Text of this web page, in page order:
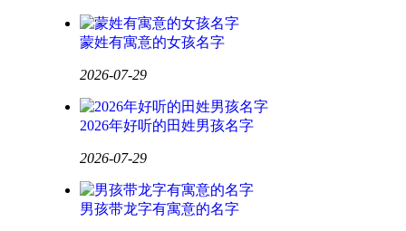
蒙姓有寓意的女孩名字
2026-07-29
2026年好听的田姓男孩名字
2026-07-29
男孩带龙字有寓意的名字